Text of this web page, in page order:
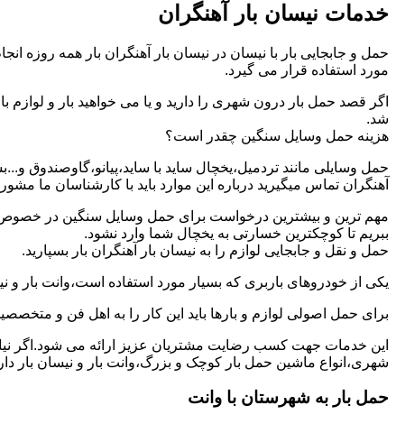
خدمات نیسان بار آهنگران
مورد استفاده قرار می گیرد.
اگر قصد حمل بار درون شهری را دارید و یا می خواهید بار و لوازم
شد.
هزینه حمل وسایل سنگین چقدر است؟
حمل وسایلی مانند تردمیل،یخچال ساید با
آهنگران تماس میگیرید درباره این موارد باید با کارشناسان ما
مهم ترین و بیشترین درخواست برای حمل وسایل سنگین در خصوص
ببریم تا کوچکترین خسارتی به یخچال شما وارد نشود.
حمل و نقل و جابجایی لوازم را به نیسان بار آهنگران بار بسپارید.
یکی از خودروهای باربری که بسیار مورد استفاده است،وانت بار و
برای حمل اصولی لوازم و بارها باید این کار را به اهل فن و
این خدمات جهت کسب رضایت مشتریان عزیز ارائه می شود.اگر
شهری،انواع ماشین حمل بار کوچک و بزرگ،وانت بار و نیسان بار
حمل بار به شهرستان با وانت